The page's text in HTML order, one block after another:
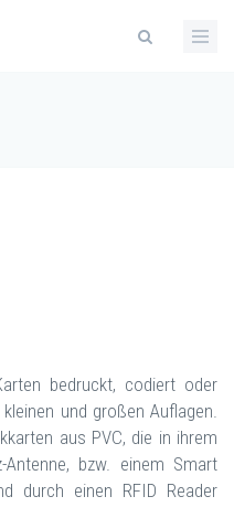
bedruckt, codiert oder
und großen Auflagen.
aus PVC, die in ihrem
bzw. einem Smart
durch einen RFID Reader